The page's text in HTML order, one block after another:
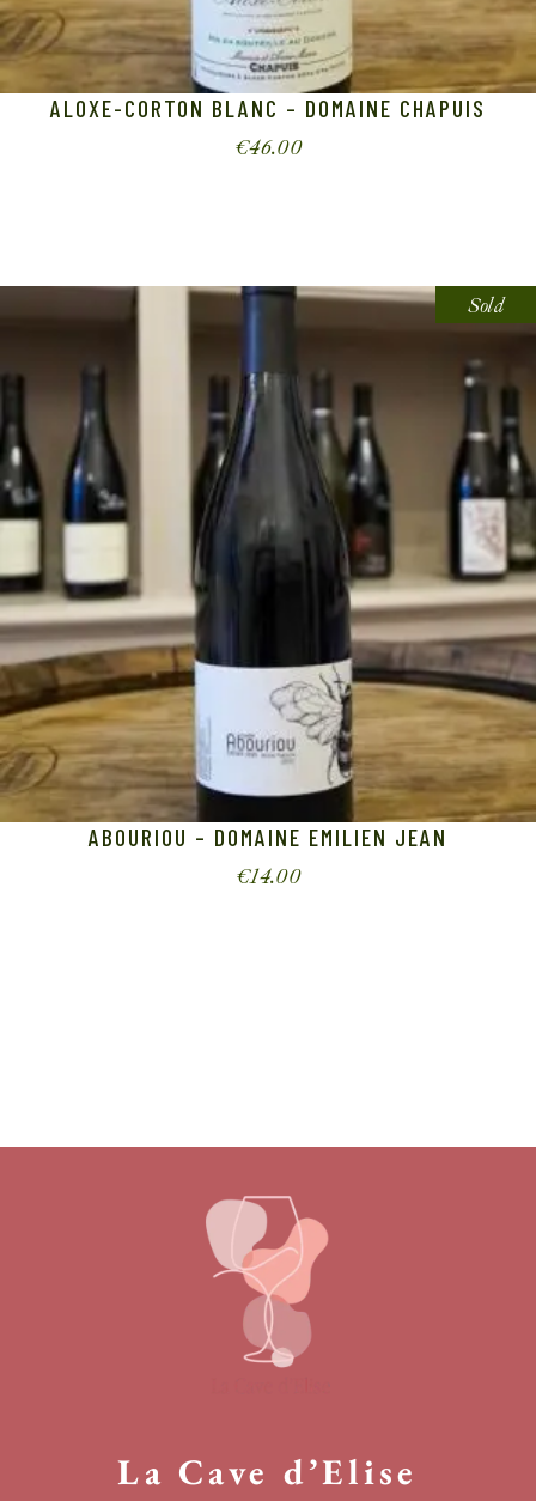
ALOXE-CORTON BLANC – DOMAINE CHAPUIS
€46.00
Sold
ABOURIOU – DOMAINE EMILIEN JEAN
€14.00
La Cave d’Elise